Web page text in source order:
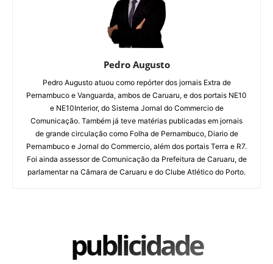
Pedro Augusto
Pedro Augusto atuou como repórter dos jornais Extra de
Pernambuco e Vanguarda, ambos de Caruaru, e dos portais NE10
e NE10Interior, do Sistema Jornal do Commercio de
Comunicação. Também já teve matérias publicadas em jornais
de grande circulação como Folha de Pernambuco, Diario de
Pernambuco e Jornal do Commercio, além dos portais Terra e R7.
Foi ainda assessor de Comunicação da Prefeitura de Caruaru, de
parlamentar na Câmara de Caruaru e do Clube Atlético do Porto.
publicidade